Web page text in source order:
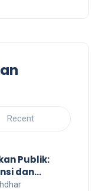
Recent
Publik:
dan